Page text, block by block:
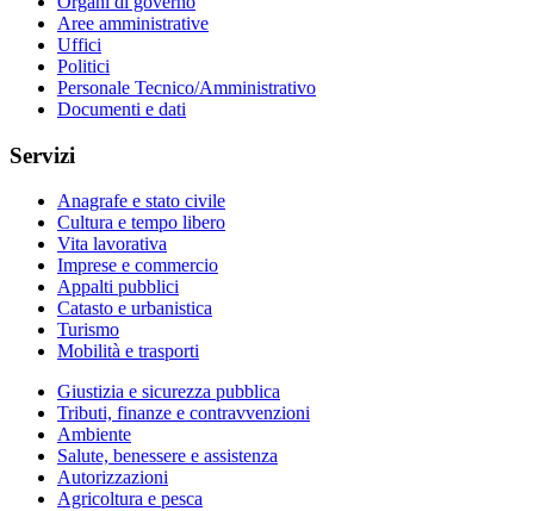
Aree amministrative
Uffici
Politici
Personale Tecnico/Amministrativo
Documenti e dati
Servizi
Anagrafe e stato civile
Cultura e tempo libero
Vita lavorativa
Imprese e commercio
Appalti pubblici
Catasto e urbanistica
Turismo
Mobilità e trasporti
Giustizia e sicurezza pubblica
Tributi, finanze e contravvenzioni
Ambiente
Salute, benessere e assistenza
Autorizzazioni
Agricoltura e pesca